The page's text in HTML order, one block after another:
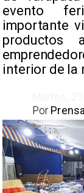
evento
importante
productos
interior de la
Por